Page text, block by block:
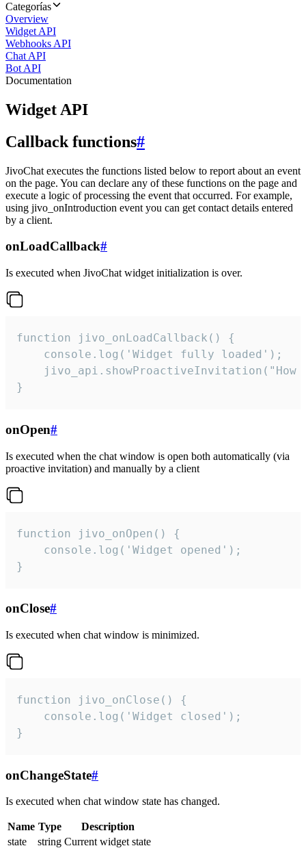
Categorías
Overview
Widget API
Webhooks API
Chat API
Bot API
Documentation
Widget API
Callback functions#
JivoChat executes the functions listed below to report about an event
on the page. You can declare any of these functions on the page and
execute a logic of processing the event that occurred. For example,
using jivo_onIntroduction event you can get contact details entered
by a client.
onLoadCallback#
Is executed when JivoChat widget initialization is over.
function jivo_onLoadCallback() {
    console.log('Widget fully loaded');
jivo_api.showProactiveInvitation("How
}
onOpen#
Is executed when the chat window is open both automatically (via
proactive invitation) and manually by a client
function jivo_onOpen() {
    console.log('Widget opened');
}
onClose#
Is executed when chat window is minimized.
function jivo_onClose() {
    console.log('Widget closed');
}
onChangeState#
Is executed when chat window state has changed.
Name Type
Description
state
string Current widget state